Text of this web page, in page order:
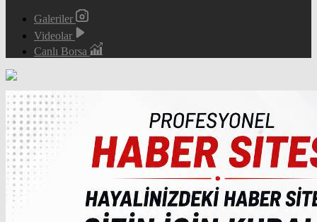
Galeriler
Videolar
Canlı Borsa